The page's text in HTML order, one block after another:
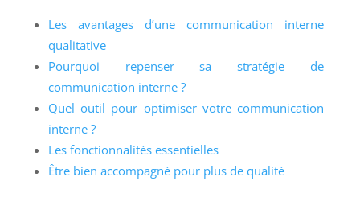
Les avantages d’une communication interne
qualitative
Pourquoi repenser sa stratégie de
communication interne ?
Quel outil pour optimiser votre communication
interne ?
Les fonctionnalités essentielles
Être bien accompagné pour plus de qualité